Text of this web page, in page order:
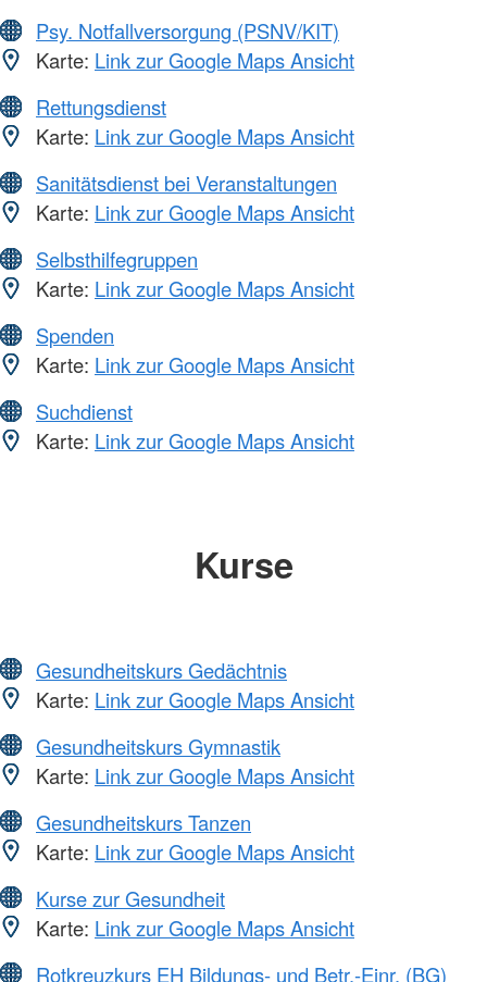
Psy. Notfallversorgung (PSNV/KIT)
Karte: Link zur Google Maps Ansicht
Rettungsdienst
Karte: Link zur Google Maps Ansicht
Sanitätsdienst bei Veranstaltungen
Karte: Link zur Google Maps Ansicht
Selbsthilfegruppen
Karte: Link zur Google Maps Ansicht
Spenden
Karte: Link zur Google Maps Ansicht
Suchdienst
Karte: Link zur Google Maps Ansicht
Kurse
Gesundheitskurs Gedächtnis
Karte: Link zur Google Maps Ansicht
Gesundheitskurs Gymnastik
Karte: Link zur Google Maps Ansicht
Gesundheitskurs Tanzen
Karte: Link zur Google Maps Ansicht
Kurse zur Gesundheit
Karte: Link zur Google Maps Ansicht
Rotkreuzkurs EH Bildungs- und Betr.-Einr. (BG)